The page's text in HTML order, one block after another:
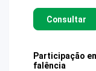
Consultar
Participação
falência